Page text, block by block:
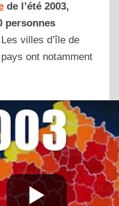
de l’été 2003,
personnes
Les villes d’île de
ont notamment